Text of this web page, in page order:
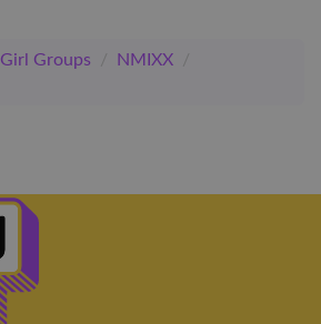
Girl Groups / NMIXX
/